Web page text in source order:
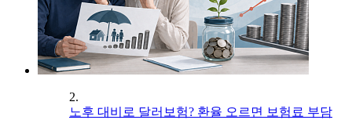
2.
노후 대비로 달러보험? 환율 오르면 보험료 부담